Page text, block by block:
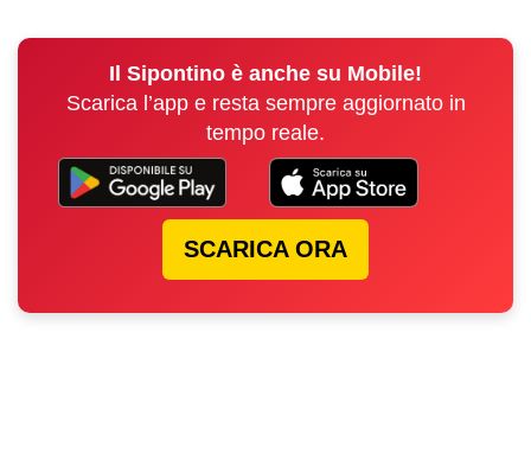
Il Sipontino è anche su Mobile!
Scarica l’app e resta sempre aggiornato in
tempo reale.
SCARICA ORA